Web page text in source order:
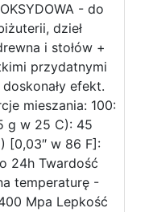
- do
dzieł
i stołów +
przydatnymi
efekt.
mieszania: 100:
g w 25 C): 45
[0,03″ w 86 F]:
24h Twardość
temperaturę -
Mpa Lepkość